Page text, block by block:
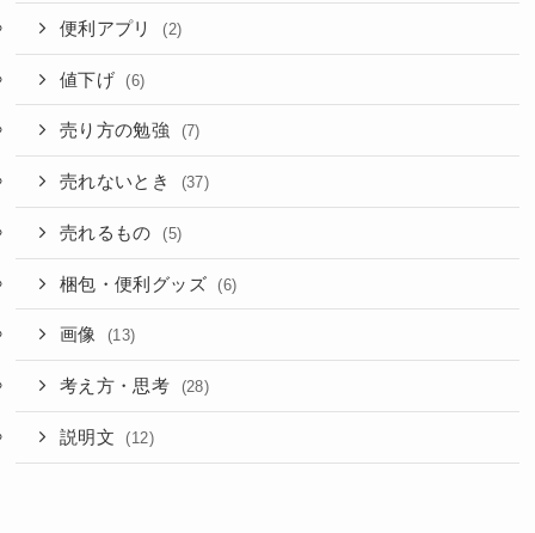
便利アプリ (2)
値下げ (6)
売り方の勉強 (7)
売れないとき (37)
売れるもの (5)
梱包・便利グッズ (6)
画像 (13)
考え方・思考 (28)
説明文 (12)